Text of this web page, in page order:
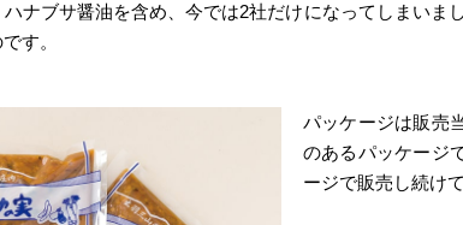
ナブサ醤油を含め、今では2社だけになってしまいま
す。
パッケージは販売
のあるパッケージ
ージで販売し続け